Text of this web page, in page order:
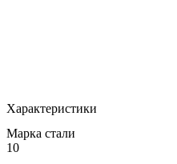
Характеристики
Марка стали
10